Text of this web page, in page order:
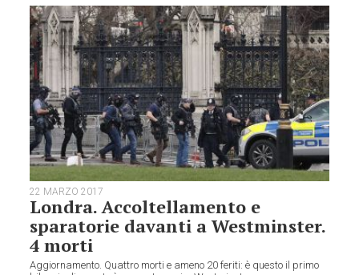
22 MARZO 2017
Londra. Accoltellamento e
sparatorie davanti a Westminster.
4 morti
Aggiornamento. Quattro morti e ameno 20 feriti: è questo il primo